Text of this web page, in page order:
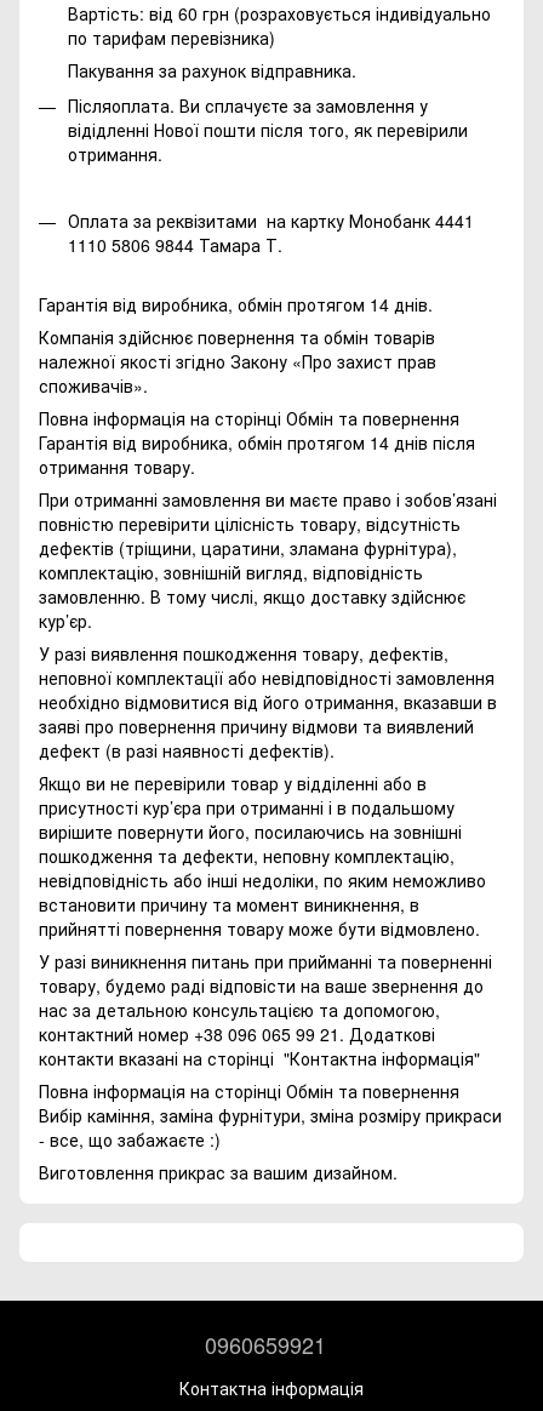
Вартість: від 60 грн (розраховується індивідуально
по тарифам перевізника)
Пакування за рахунок відправника.
Післяоплата. Ви сплачуєте за замовлення у
відідленні Нової пошти після того, як перевірили
отримання.
Оплата за реквізитами на картку Монобанк 4441
1110 5806 9844 Тамара Т.
Гарантія від виробника, обмін протягом 14 днів.
Компанія здійснює повернення та обмін товарів
належної якості згідно Закону «Про захист прав
споживачів».
Повна інформація на сторінці Обмін та повернення
Гарантія від виробника, обмін протягом 14 днів після
отримання товару.
При отриманні замовлення ви маєте право і зобов’язані
повністю перевірити цілісність товару, відсутність
дефектів (тріщини, царатини, зламана фурнітура),
комплектацію, зовнішній вигляд, відповідність
замовленню. В тому числі, якщо доставку здійснює
кур’єр.
У разі виявлення пошкодження товару, дефектів,
неповної комплектації або невідповідності замовлення
необхідно відмовитися від його отримання, вказавши в
заяві про повернення причину відмови та виявлений
дефект (в разі наявності дефектів).
Якщо ви не перевірили товар у відділенні або в
присутності кур’єра при отриманні і в подальшому
вирішите повернути його, посилаючись на зовнішні
пошкодження та дефекти, неповну комплектацію,
невідповідність або інші недоліки, по яким неможливо
встановити причину та момент виникнення, в
прийнятті повернення товару може бути відмовлено.
У разі виникнення питань при прийманні та поверненні
товару, будемо раді відповісти на ваше звернення до
нас за детальною консультацією та допомогою,
контактний номер +38 096 065 99 21. Додаткові
контакти вказані на сторінці "Контактна інформація"
Повна інформація на сторінці Обмін та повернення
Вибір каміння, заміна фурнітури, зміна розміру прикраси
- все, що забажаєте :)
Виготовлення прикрас за вашим дизайном.
0960659921
Контактна інформація